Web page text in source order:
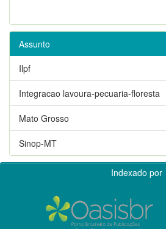
Assunto
Ilpf
Integracao lavoura-pecuaria-floresta
Mato Grosso
Sinop-MT
Indexado por